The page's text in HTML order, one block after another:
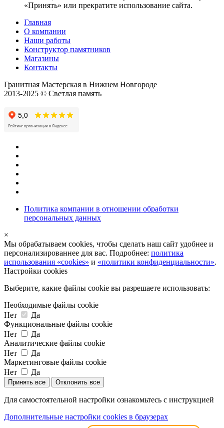
«Принять» или прекратите использование сайта.
Главная
О компании
Наши работы
Конструктор памятников
Магазины
Контакты
Гранитная Мастерская в Нижнем Новгороде
2013-2025 © Светлая память
Политика компании в отношении обработки
персональных данных
×
Мы обрабатываем cookies, чтобы сделать наш сайт удобнее и
персонализированнее для вас. Подробнее: политика
использования «cookies» и «политики конфиденциальности».
Настройки cookies
Выберите, какие файлы cookie вы разрешаете использовать:
Необходимые файлы cookie
Нет
Да
Функциональные файлы cookie
Нет
Да
Аналитические файлы cookie
Нет
Да
Маркетинговые файлы cookie
Нет
Да
Принять все Отклонить все
Для самостоятельной настройки ознакомьтесь с инструкцией
Дополнительные настройки cookies в браузерах